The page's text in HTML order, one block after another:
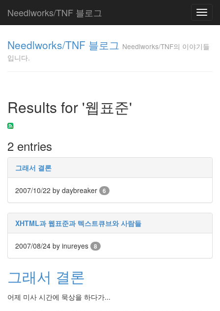
Needlworks/TNF 블로그
Needlworks/TNF 블로그 Needlworks/TNF의 이야기들
입니다.
Results for '웹표준'
2 entries
그래서 결론
2007/10/22 by daybreaker 6
XHTML과 웹표준과 텍스트큐브와 사람들
2007/08/24 by inureyes 8
그래서 결론
어제 미사 시간에 묵상을 하다가...
의 이야기들입니
Tag
Cloud
과
학
레
로
로
칵
스